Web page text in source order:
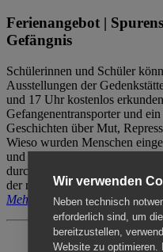
Ferienangebot |
Gefängnis
Schülerinnen und Schüler
Ausstellungen der
und 17 Uhr kostenlos
Gefangenentransporter und
Geschichten über Mut,
Wieso wurden Menschen
und nach der Haft? Der
durch das
der reguläre Eintritt (8€ /
Mehr erfahren
Wir verwenden
Neben technisch
erforderlich sind, um
bereitzustellen,
Website zu optimieren.